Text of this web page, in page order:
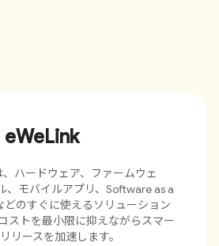
ハードウェア、ファームウェ
、モバイルアプリ、Software as a
どのすぐに使えるソリューション
ストを最小限に抑えながらスマー
リースを加速します。